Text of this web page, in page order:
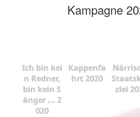
Kampagne
Ich bin kei
n Redner,
bin kein S
änger ... 2
020
Kappenfa
hrt 2020
zlei